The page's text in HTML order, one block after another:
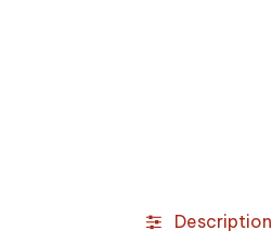
Description